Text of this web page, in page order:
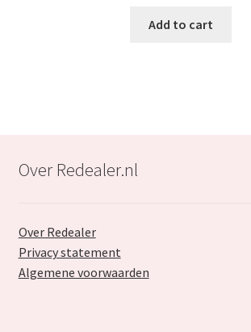
was:
Add to cart
Over Redealer.nl
Over Redealer
Privacy statement
Algemene voorwaarden